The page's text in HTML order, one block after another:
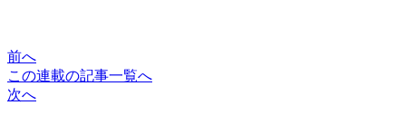
前へ
この連載の記事一覧へ
次へ